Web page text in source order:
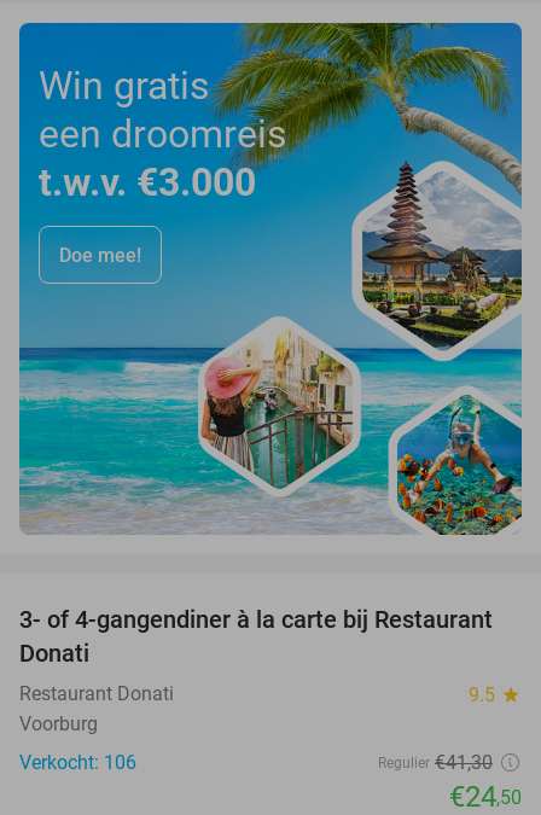
Win gratis
een droomreis
t.w.v. €3.000
Doe mee!
41%
3- of 4-gangendiner à la carte bij Restaurant
Donati
Restaurant Donati 9.5 star
Voorburg
Verkocht: 106
Regulier €41,30
€24,50